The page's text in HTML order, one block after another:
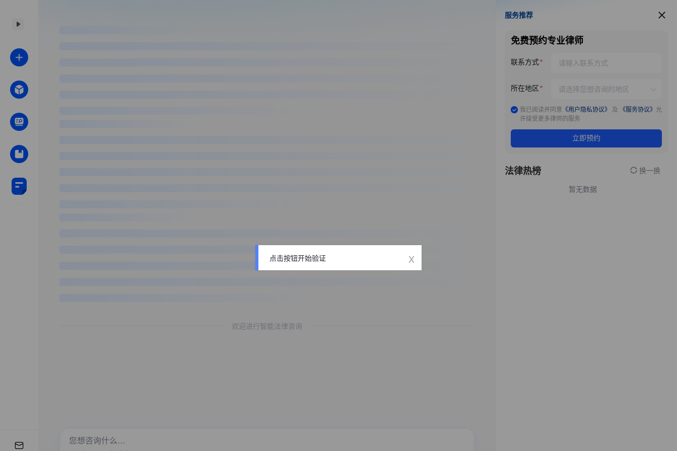
欢迎进行智能法律咨询
服务推荐
服务推荐
免费预约专业律师
联系方式
所在地区
我已阅读并同意 《用户隐私协议》 及 《服务协议》 允
许接受更多律师的服务
立即预约
法律热榜 换一换
暂无数据
点击按钮开始验证 x